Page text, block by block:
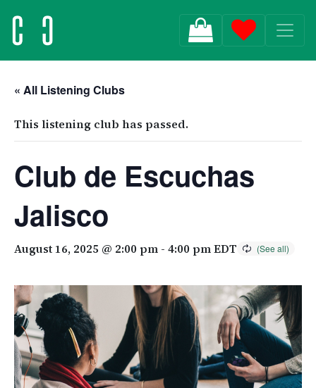
MAIN NAVIGATION
« All Listening Clubs
This listening club has passed.
Club de Escuchas
Jalisco
August 16, 2025 @ 2:00 pm - 4:00 pmEDT